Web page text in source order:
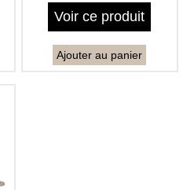
Voir ce produit
Ajouter au panier